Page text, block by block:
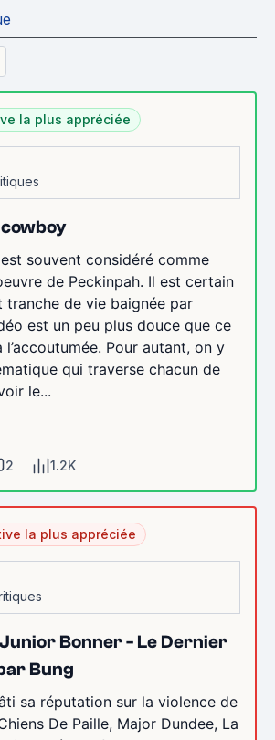
la plus appréciée
souvent considéré comme
de Peckinpah. Il est certain
de vie baignée par
est un peu plus douce que ce
l’accoutumée. Pour autant, on y
qui traverse chacun de
le...
2 1.2K
la plus appréciée
Bonner - Le Dernier
Bung
sa réputation sur la violence de
De Paille, Major Dundee, La